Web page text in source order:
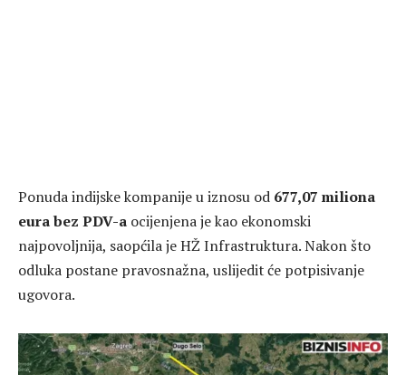
Ponuda indijske kompanije u iznosu od 677,07 miliona
eura bez PDV-a ocijenjena je kao ekonomski
najpovoljnija, saopćila jeHŽ Infrastruktura. Nakon što
odluka postane pravosnažna, uslijedit će potpisivanje
ugovora.